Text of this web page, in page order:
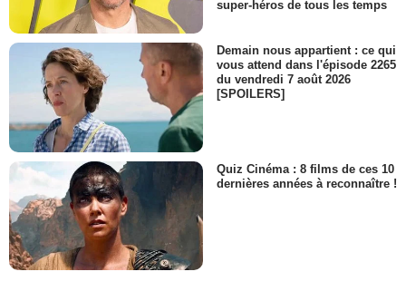
super-héros de tous les temps
Demain nous appartient : ce qui
vous attend dans l'épisode 2265
du vendredi 7 août 2026
[SPOILERS]
Quiz Cinéma : 8 films de ces 10
dernières années à reconnaître !